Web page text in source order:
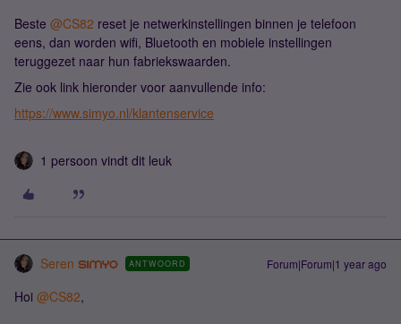
Beste ​ @CS82 reset je netwerkinstellingen binnen je telefoon
eens, dan worden wifi, Bluetooth en mobiele instellingen
teruggezet naar hun fabriekswaarden.
Zie ook link hieronder voor aanvullende info:
https://www.simyo.nl/klantenservice
1 persoon vindt dit leuk
Seren ANTWOORD Forum|Forum|1 year ago
Hoi ​ @CS82,